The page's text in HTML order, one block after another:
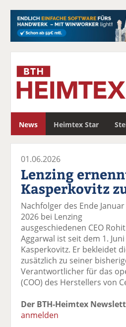
News Heimtex Star
01.06.2026
Lenzing
Kasperkovitz
Nachfolger des Ende Januar
2026 bei Lenzing
ausgeschiedenen CEO Rohit
Aggarwal ist seit dem 1.
Kasperkovitz. Er bekleidet
zusätzlich zu seiner
Verantwortlicher für das
(COO) des Herstellers von
Der BTH-Heimtex
anmelden